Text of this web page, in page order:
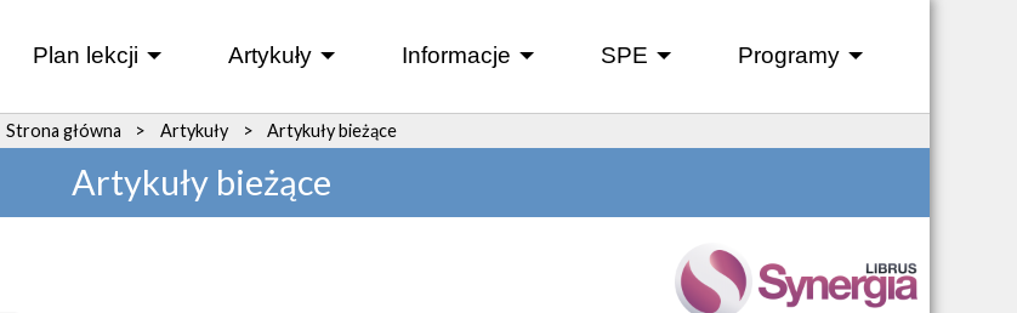
Plan lekcji
Artykuły
Informacje
SPE
Programy
Strona główna > Artykuły > Artykuły bieżące
Artykuły bieżące